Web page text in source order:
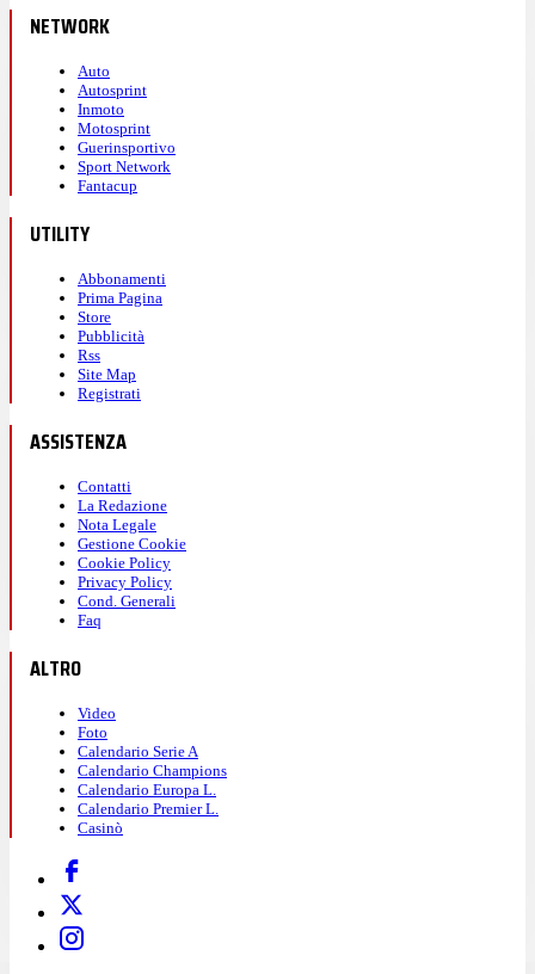
NETWORK
Auto
Autosprint
Inmoto
Motosprint
Guerinsportivo
Sport Network
Fantacup
UTILITY
Abbonamenti
Prima Pagina
Store
Pubblicità
Rss
Site Map
Registrati
ASSISTENZA
Contatti
La Redazione
Nota Legale
Gestione Cookie
Cookie Policy
Privacy Policy
Cond. Generali
Faq
ALTRO
Video
Foto
Calendario Serie A
Calendario Champions
Calendario Europa L.
Calendario Premier L.
Casinò